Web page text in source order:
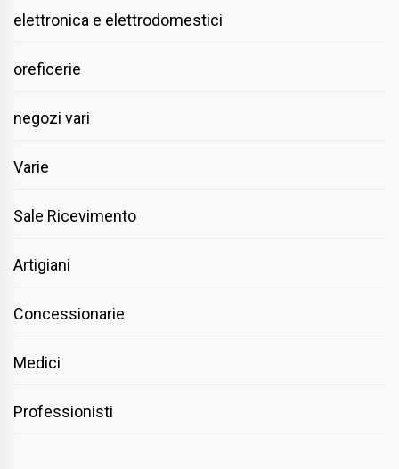
elettronica e elettrodomestici
oreficerie
negozi vari
Varie
Sale Ricevimento
Artigiani
Concessionarie
Medici
Professionisti